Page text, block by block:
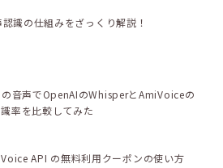
認識の仕組みをざっくり解説！
音声でOpenAIのWhisperとAmiVoiceの
率を比較してみた
API の無料利用クーポンの使い方